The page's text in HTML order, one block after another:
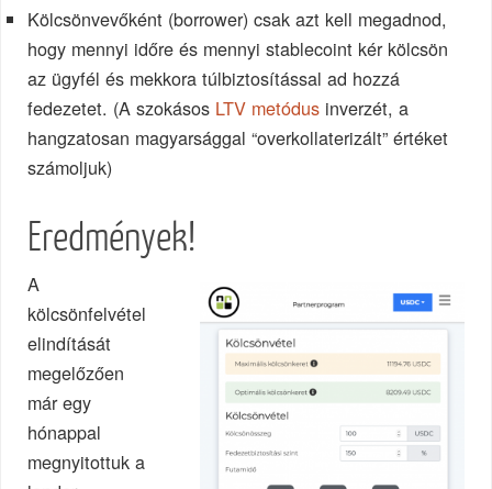
Kölcsönvevőként (borrower) csak azt kell megadnod,
hogy mennyi időre és mennyi stablecoint kér kölcsön
az ügyfél és mekkora túlbiztosítással ad hozzá
fedezetet. (A szokásos LTV metódus inverzét, a
hangzatosan magyarsággal “overkollaterizált” értéket
számoljuk)
Eredmények!
A
kölcsönfelvétel
elindítását
megelőzően
már egy
hónappal
megnyitottuk a